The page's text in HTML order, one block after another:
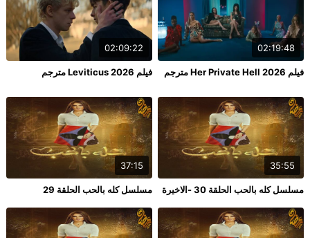
02:19:48
فيلم Her Private Hell 2026 مترجم
02:09:22
فيلم Leviticus 2026 مترجم
35:55
مسلسل كله بالحب الحلقة 30 -الاخيرة
37:15
مسلسل كله بالحب الحلقة 29